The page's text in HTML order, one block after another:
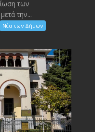
των
την...
Νέα των Δήμων